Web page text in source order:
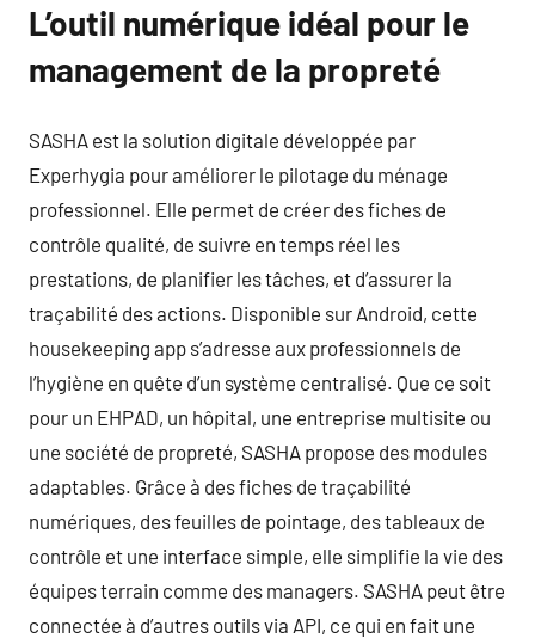
L’outil numérique idéal pour le
management de la propreté
SASHA est la solution digitale développée par
Experhygia pour améliorer le pilotage du ménage
professionnel. Elle permet de créer des fiches de
contrôle qualité, de suivre en temps réel les
prestations, de planifier les tâches, et d’assurer la
traçabilité des actions. Disponible sur Android, cette
housekeeping app s’adresse aux professionnels de
l’hygiène en quête d’un système centralisé. Que ce soit
pour un EHPAD, un hôpital, une entreprise multisite ou
une société de propreté, SASHA propose des modules
adaptables. Grâce à des fiches de traçabilité
numériques, des feuilles de pointage, des tableaux de
contrôle et une interface simple, elle simplifie la vie des
équipes terrain comme des managers. SASHA peut être
connectée à d’autres outils via API, ce qui en fait une